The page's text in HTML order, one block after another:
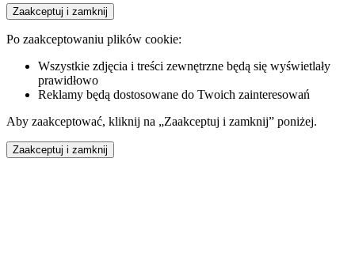
Zaakceptuj i zamknij
Po zaakceptowaniu plików cookie:
Wszystkie zdjęcia i treści zewnętrzne będą się wyświetlały
prawidłowo
Reklamy będą dostosowane do Twoich zainteresowań
Aby zaakceptować, kliknij na „Zaakceptuj i zamknij” poniżej.
Zaakceptuj i zamknij